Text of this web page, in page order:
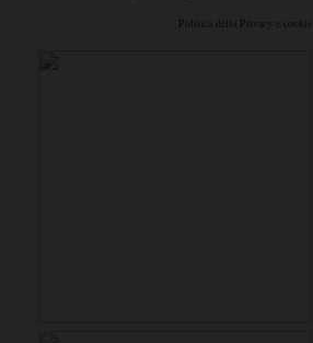
Politica della Privacy e cookie